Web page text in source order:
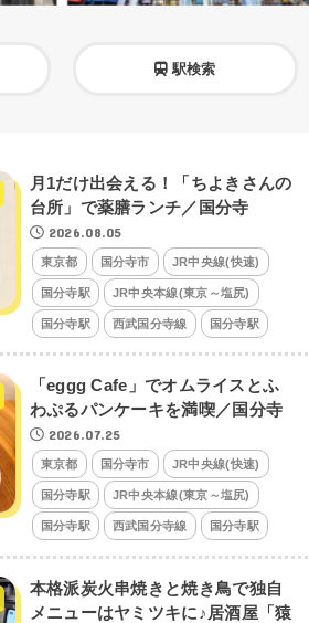
駅検索
月1だけ出会える！「ちよきさんの
台所」で薬膳ランチ／国分寺
2026.08.05
東京都 国分寺市 JR中央線(快速)
国分寺駅 JR中央本線(東京～塩尻)
国分寺駅 西武国分寺線 国分寺駅
「eggg Cafe」でオムライスとふ
わぷるパンケーキを満喫／国分寺
2026.07.25
東京都 国分寺市 JR中央線(快速)
国分寺駅 JR中央本線(東京～塩尻)
国分寺駅 西武国分寺線 国分寺駅
本格派炭火串焼きと焼き鳥で独自
メニューはヤミツキに♪居酒屋「猿